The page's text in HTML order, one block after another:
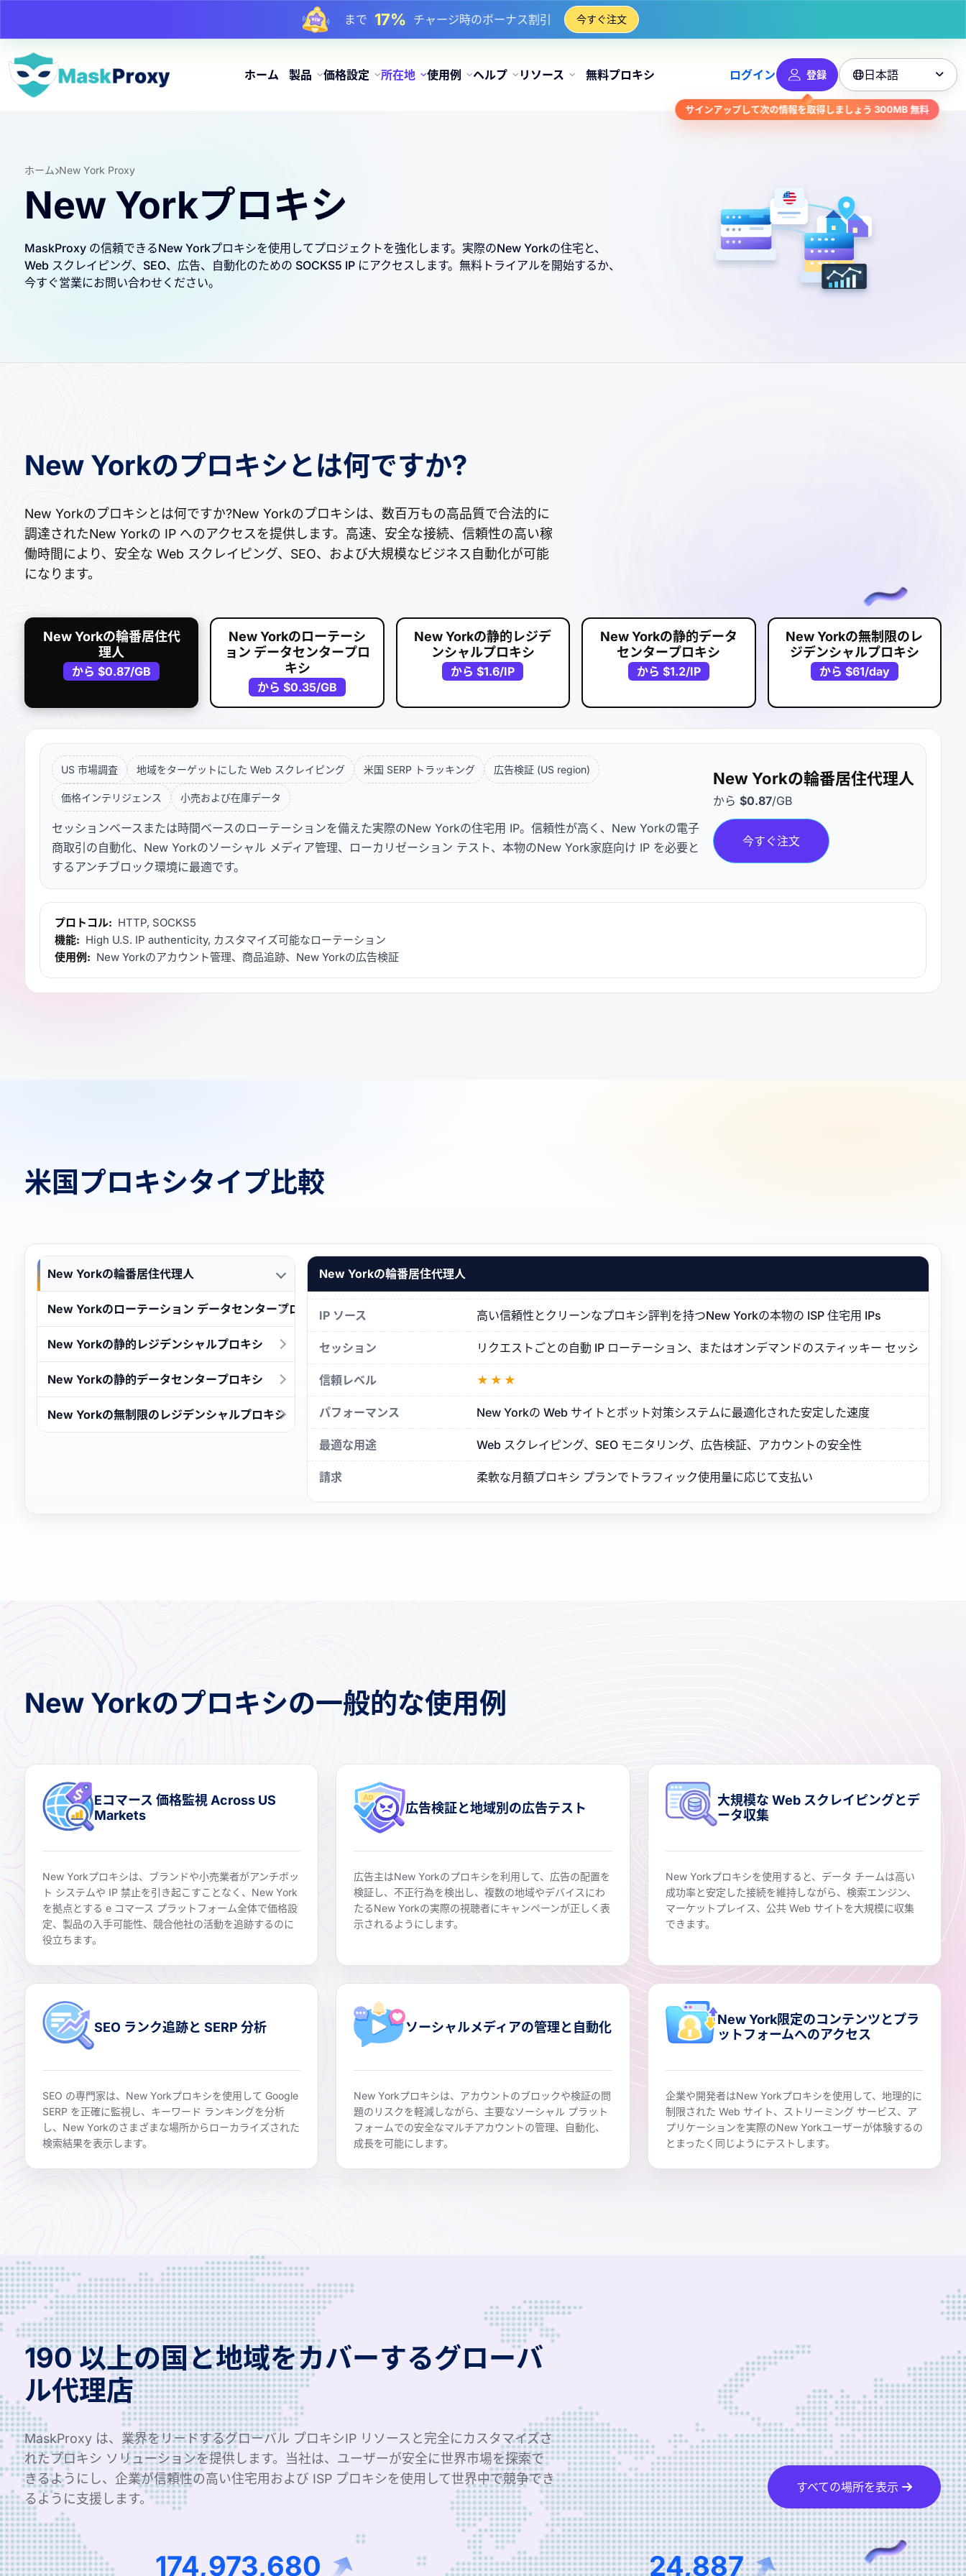
まで 17% チャージ時のボーナス割引
まで25%静的 IP 購入の割引
まで 81% IP のローテーション購入の割引
今すぐ注文
ホーム 製品 価格設定 所在地 使用例 ヘルプ リソース 無料プロキシ ログイン 登録
サインアップして次の情報を取得しましょう300MB無料
日本語 
ホーム New York Proxy
New Yorkプロキシ
MaskProxy の信頼できるNew Yorkプロキシを使用してプロジェクトを強化します。実際のNew Yorkの住宅と、
Web スクレイピング、SEO、広告、自動化のための SOCKS5 IP にアクセスします。無料トライアルを開始するか、
今すぐ営業にお問い合わせください。
New Yorkのプロキシとは何ですか?
New Yorkのプロキシとは何ですか?New Yorkのプロキシは、数百万もの高品質で合法的に
調達されたNew Yorkの IP へのアクセスを提供します。高速、安全な接続、信頼性の高い稼
働時間により、安全な Web スクレイピング、SEO、および大規模なビジネス自動化が可能
になります。
New Yorkの輪番居住代
理人
から$0.87/GB
New Yorkのローテーシ
ョン データセンタープロ
キシ
から$0.35/GB
New Yorkの静的レジデ
ンシャルプロキシ
から$1.6/IP
New Yorkの静的データ
センタープロキシ
から $1.2/IP
New Yorkの無制限のレ
ジデンシャルプロキシ
から $61/day
US 市場調査 地域をターゲットにした Web スクレイピング 米国 SERP トラッキング 広告検証 (US region)
価格インテリジェンス 小売および在庫データ
セッションベースまたは時間ベースのローテーションを備えた実際のNew Yorkの住宅用 IP。信頼性が高く、New Yorkの電子
商取引の自動化、New Yorkのソーシャル メディア管理、ローカリゼーション テスト、本物のNew York家庭向け IP を必要と
するアンチブロック環境に最適です。
New Yorkの輪番居住代理人
から $0.87/GB
今すぐ注文
プロトコル: HTTP, SOCKS5
機能: High U.S. IP authenticity, カスタマイズ可能なローテーション
使用例: New Yorkのアカウント管理、商品追跡、New Yorkの広告検証
米国プロキシタイプ比較
New Yorkの輪番居住代理人
New Yorkのローテーション データセンタープロキシ
New Yorkの静的レジデンシャルプロキシ
New Yorkの静的データセンタープロキシ
New Yorkの無制限のレジデンシャルプロキシ
New Yorkの輪番居住代理人
IP ソース 高い信頼性とクリーンなプロキシ評判を持つNew Yorkの本物の ISP 住宅用 IPs
セッション リクエストごとの自動 IP ローテーション、またはオンデマンドのスティッキー セッション
信頼レベル ★★★
パフォーマンス New Yorkの Web サイトとボット対策システムに最適化された安定した速度
最適な用途 Web スクレイピング、SEO モニタリング、広告検証、アカウントの安全性
請求 柔軟な月額プロキシ プランでトラフィック使用量に応じて支払い
New Yorkのプロキシの一般的な使用例
Eコマース 価格監視 Across US
Markets
New Yorkプロキシは、ブランドや小売業者がアンチボッ
ト システムや IP 禁止を引き起こすことなく、New York
を拠点とする e コマース プラットフォーム全体で価格設
定、製品の入手可能性、競合他社の活動を追跡するのに
役立ちます。
広告検証と地域別の広告テスト
広告主はNew Yorkのプロキシを利用して、広告の配置を
検証し、不正行為を検出し、複数の地域やデバイスにわ
たるNew Yorkの実際の視聴者にキャンペーンが正しく表
示されるようにします。
大規模な Web スクレイピングとデ
ータ収集
New Yorkプロキシを使用すると、データ チームは高い
成功率と安定した接続を維持しながら、検索エンジン、
マーケットプレイス、公共 Web サイトを大規模に収集
できます。
SEO ランク追跡と SERP 分析
SEO の専門家は、New Yorkプロキシを使用して Google
SERP を正確に監視し、キーワード ランキングを分析
し、New Yorkのさまざまな場所からローカライズされた
検索結果を表示します。
ソーシャルメディアの管理と自動化
New Yorkプロキシは、アカウントのブロックや検証の問
題のリスクを軽減しながら、主要なソーシャル プラット
フォームでの安全なマルチアカウントの管理、自動化、
成長を可能にします。
New York限定のコンテンツとプラ
ットフォームへのアクセス
企業や開発者はNew Yorkプロキシを使用して、地理的に
制限された Web サイト、ストリーミング サービス、ア
プリケーションを実際のNew Yorkユーザーが体験するの
とまったく同じようにテストします。
190 以上の国と地域をカバーするグローバ
ル代理店
MaskProxy は、業界をリードするグローバル プロキシIP リソースと完全にカスタマイズさ
れたプロキシ ソリューションを提供します。当社は、ユーザーが安全に世界市場を探索で
きるようにし、企業が信頼性の高い住宅用および ISP プロキシを使用して世界中で競争でき
るように支援します。
すべての場所を表示
277,862,016 39,522